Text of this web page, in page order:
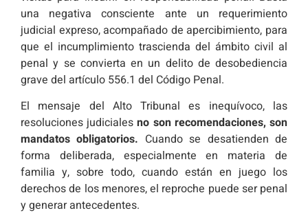
una negativa consciente ante un requerimiento
judicial expreso, acompañado de apercibimiento, para
que el incumplimiento trascienda del ámbito civil al
penal y se convierta en un delito de desobediencia
grave del artículo 556.1 del Código Penal.
El mensaje del Alto Tribunal es inequívoco, las
resoluciones judicialesno son recomendaciones, son
mandatos obligatorios. Cuando se desatienden de
forma deliberada, especialmente en materia de
familia y, sobre todo, cuando están en juego los
derechos de los menores, el reproche puede ser penal
y generar antecedentes.